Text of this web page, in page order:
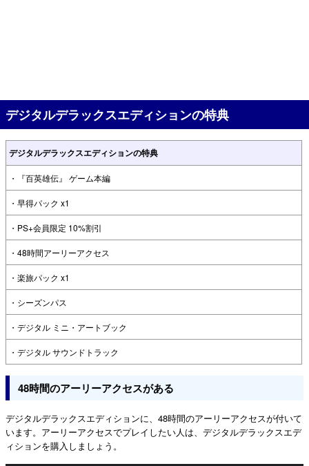
デジタルデラックスエディションの特典
デジタルデラックスエディションの特典
・『百英雄伝』 ゲーム本編
・早得パック x1
・PS+会員限定 10%割引
・48時間アーリーアクセス
・楽旅パック x1
・シーズンパス
・デジタル ミニ・アートブック
・デジタル サウンドトラック
48時間のアーリーアクセスがある
デジタルデラックスエディションに、48時間のアーリーアクセスが付いて
います。アーリーアクセスでプレイしたい人は、デジタルデラックスエデ
ィションを購入しましょう。